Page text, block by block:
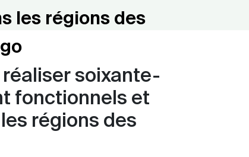
les régions des
soixante-
fonctionnels et
régions des